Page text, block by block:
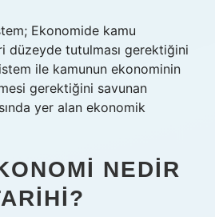
Ekonomide kamu
düzeyde tutulması gerektiğini
ile kamunun ekonominin
gerektiğini savunan
yer alan ekonomik
NEDIR